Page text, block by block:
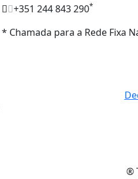
+351 244 843 290*
* Chamada para a Rede Fixa
®